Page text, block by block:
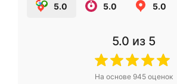
5.0 5.0 5.0
5.0 из 5
На основе 945оценок